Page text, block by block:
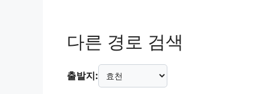
다른 경로 검색
출발지: